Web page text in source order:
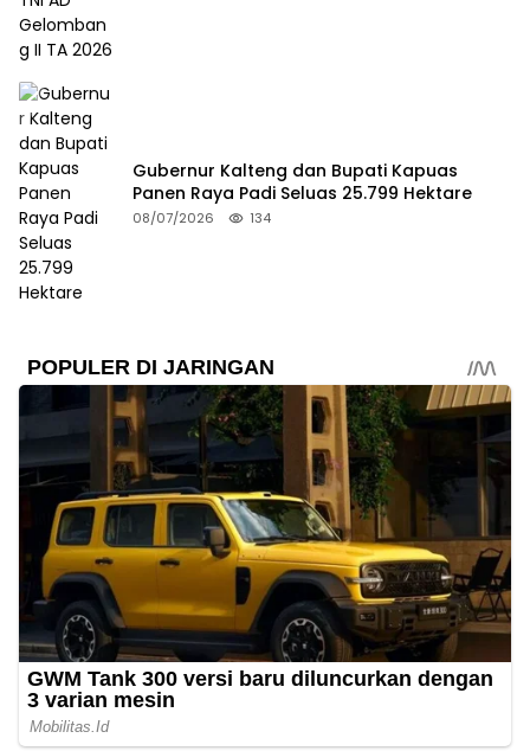
Gubernur Kalteng dan Bupati Kapuas
Panen Raya Padi Seluas 25.799 Hektare
08/07/2026 134